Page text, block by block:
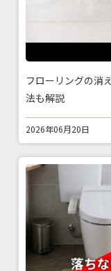
フローリングの消
法も解説
2026年06月20日